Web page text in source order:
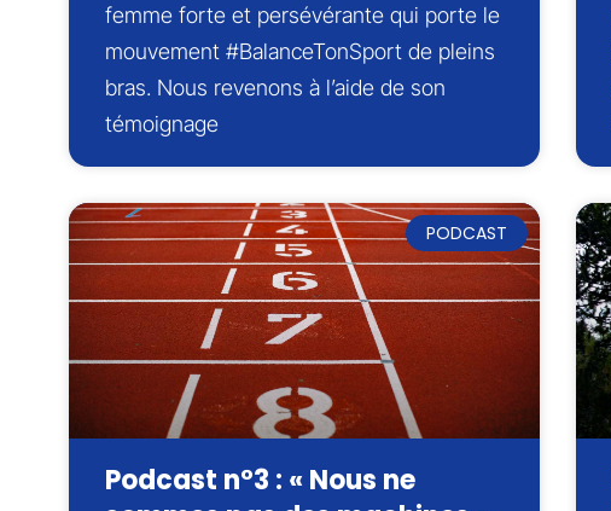
femme forte et persévérante qui porte le
mouvement #BalanceTonSport de pleins
bras. Nous revenons à l’aide de son
témoignage
PODCAST
Podcast n°3 : « Nous ne